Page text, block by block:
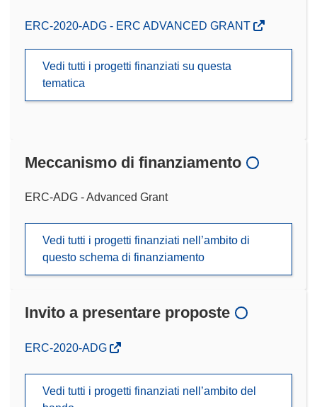
ERC-2020-ADG - ERC ADVANCED GRANT
Vedi tutti i progetti finanziati su questa
tematica
Meccanismo di finanziamento
ERC-ADG - Advanced Grant
Vedi tutti i progetti finanziati nell’ambito di
questo schema di finanziamento
Invito a presentare proposte
(si
ERC-2020-ADG
Vedi tutti i progetti finanziati nell’ambito del